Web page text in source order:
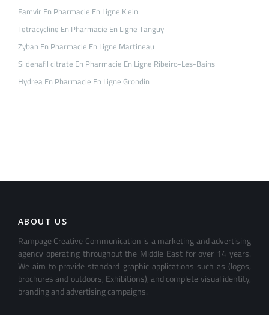
Famvir En Pharmacie En Ligne Klein
Tetracycline En Pharmacie En Ligne Tanguy
Zyban En Pharmacie En Ligne Martineau
Sildenafil citrate En Pharmacie En Ligne Ribeiro-Les-Bains
Hydrea En Pharmacie En Ligne Grondin
ABOUT US
Rampage Creative Communication is a marketing and advertising
agency operating throughout the Middle East for over 14 years.
We aim to provide standard graphic applications such as (logos,
brochures and outdoors, Exhibitions), and complete visual identity,
branding and advertising campaigns.